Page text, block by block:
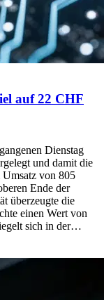
auf 22 CHF
Dienstag
und damit die
von 805
Ende der
überzeugte die
einen Wert von
sich in der…